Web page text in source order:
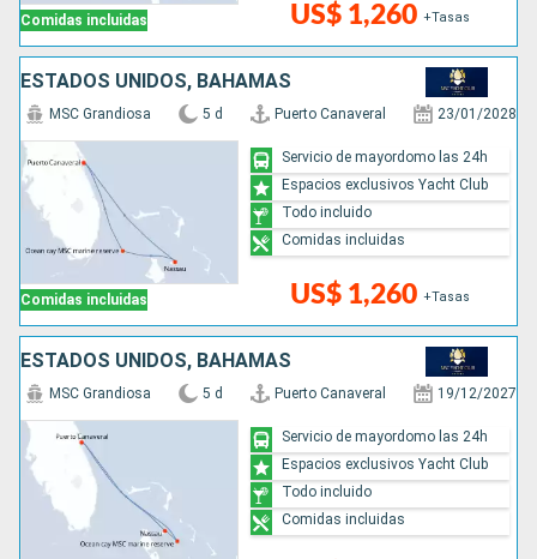
Comidas incluidas US$ 1,260 +Tasas
ESTADOS UNIDOS, BAHAMAS
Comidas incluidas
MSC Grandiosa 5 d Puerto Canaveral 23/01/2028
US$ 1,260 +Tasas
Servicio de mayordomo las 24h
Espacios exclusivos Yacht Club
Todo incluido
Comidas incluidas
ESTADOS UNIDOS, BAHAMAS
MSC Grandiosa 5 d Puerto Canaveral 19/12/2027
Servicio de mayordomo las 24h
Espacios exclusivos Yacht Club
Todo incluido
Comidas incluidas